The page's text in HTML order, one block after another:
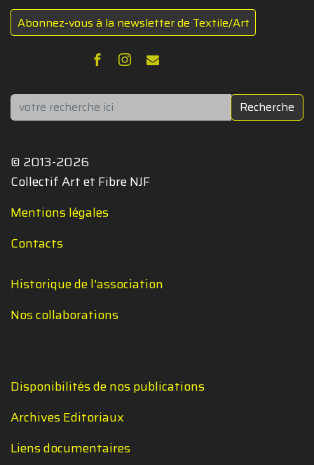
Abonnez-vous à la newsletter de Textile/Art
Rechercher Recherche
© 2013-2026
Collectif Art et Fibre NJF
Mentions légales
Contacts
Historique de l'association
Nos collaborations
Disponibilités de nos publications
Archives Editoriaux
Liens documentaires